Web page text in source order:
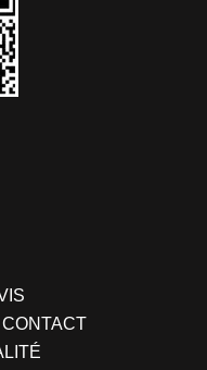
CONTACT